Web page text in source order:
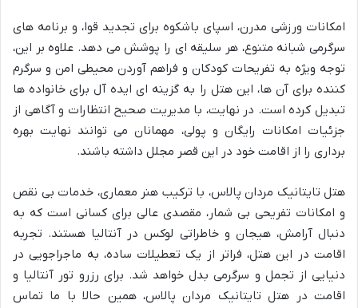
امکانات ورزشی مدرن، اسپای باشکوه برای تجدید قوا، و برنامه های
سرگرمی شبانه متنوع، هر سلیقه ای را پوشش می دهد. علاوه بر این،
توجه ویژه به تفریحات کودکان و فراهم آوردن محیطی امن و سرگرم
کننده برای آن ها، این هتل را به گزینه ای ایده آل برای خانواده ها
تبدیل کرده است. در نهایت، با مدیریت صحیح انتظارات و آگاهی از
جزئیات امکانات رایگان و پولی، مهمانان می توانند نهایت بهره
برداری را از اقامت خود در این قصر مجلل داشته باشند.
هتل تایتانیک مردان پالاس، با ترکیب هنر معماری، خدمات بی نقص
و امکانات تفریحی بی شمار، مقصدی عالی برای کسانی است که به
دنبال آرامش، هیجان و خاطراتی لوکس در آنتالیا هستند. تجربه
اقامت در این هتل، فراتر از یک تعطیلات ساده، به ماجراجویی در
دنیایی از تجمل و سرگرمی بدل خواهد شد. برای رزرو تور آنتالیا و
اقامت در هتل تایتانیک مردان پالاس، همین حالا با ما تماس